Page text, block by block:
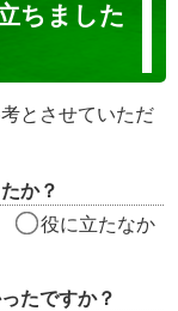
ちました
とさせていただ
か？
役に立たなか
たですか？